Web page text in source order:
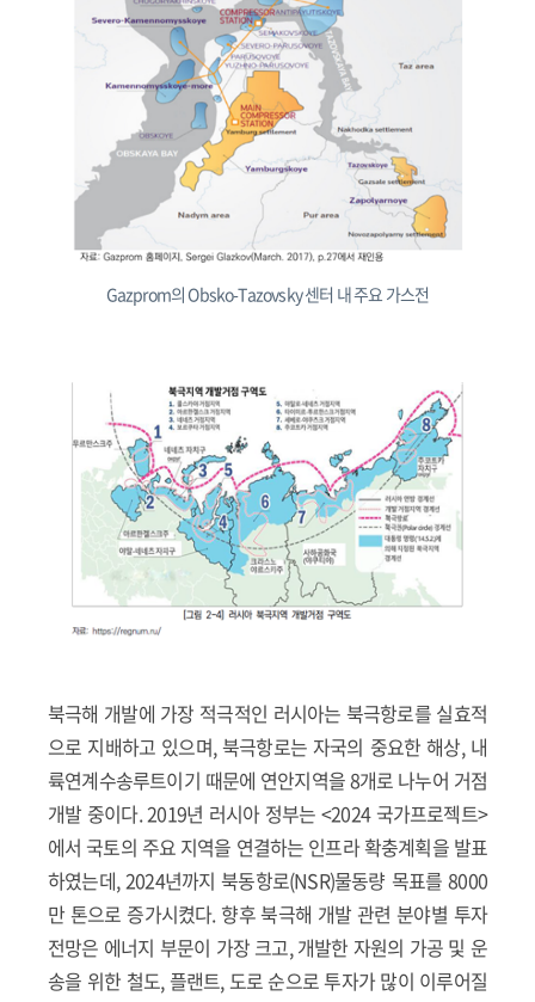
Gazprom의 Obsko-Tazovsky 센터 내 주요 가스전
북극해 개발에 가장 적극적인 러시아는 북극항로를 실효적
으로 지배하고 있으며, 북극항로는 자국의 중요한 해상, 내
륙연계수송루트이기 때문에 연안지역을 8개로 나누어 거점
개발 중이다. 2019년 러시아 정부는 <2024 국가프로젝트>
에서 국토의 주요 지역을 연결하는 인프라 확충계획을 발표
하였는데, 2024년까지 북동항로(NSR)물동량 목표를 8000
만 톤으로 증가시켰다. 향후 북극해 개발 관련 분야별 투자
전망은 에너지 부문이 가장 크고, 개발한 자원의 가공 및 운
송을 위한 철도, 플랜트, 도로 순으로 투자가 많이 이루어질